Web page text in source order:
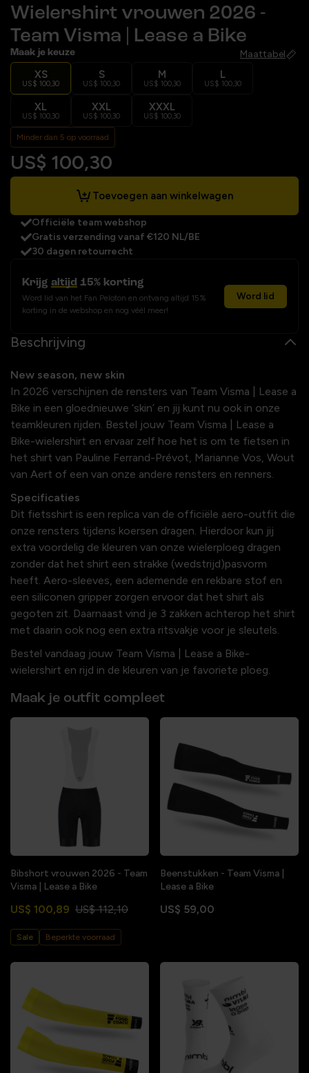
Wielershirt vrouwen 2026 -
Team Visma | Lease a Bike
Maak je keuze Maattabel
XS
US$ 100,30
S
US$ 100,30
M
US$ 100,30
L
US$ 100,30
XL
US$ 100,30
XXL
US$ 100,30
XXXL
US$ 100,30
Minder dan 5 op voorraad
US$ 100,30
Toevoegen aan winkelwagen
Officiële team webshop
Gratis verzending vanaf €120 NL/BE
30 dagen retourrecht
Krijg altijd 15% korting
Word lid van het Fan Peloton en ontvang altijd 15%
korting in de webshop en nog véél meer!
Word lid
Beschrijving
New season, new skin
In 2026 verschijnen de rensters van Team Visma | Lease a
Bike in een gloednieuwe ‘skin’ en jij kunt nu ook in onze
teamkleuren rijden. Bestel jouw Team Visma | Lease a
Bike-wielershirt en ervaar zelf hoe het is om te fietsen in
het shirt van Pauline Ferrand-Prévot, Marianne Vos, Wout
van Aert of een van onze andere rensters en renners.
Specificaties
Dit fietsshirt is een replica van de officiële aero-outfit die
onze rensters tijdens koersen dragen. Hierdoor kun jij
extra voordelig de kleuren van onze wielerploeg dragen
zonder dat het shirt een strakke (wedstrijd)pasvorm
heeft. Aero-sleeves, een ademende en rekbare stof en
een siliconen gripper zorgen ervoor dat het shirt als
gegoten zit. Daarnaast vind je 3 zakken achterop het shirt
met daarin ook nog een extra ritsvakje voor je sleutels.
Bestel vandaag jouw Team Visma | Lease a Bike-
wielershirt en rijd in de kleuren van je favoriete ploeg.
Maak je outfit compleet
Bibshort vrouwen 2026 - Team
Visma | Lease a Bike
US$ 100,89 US$ 112,10
Sale Beperkte voorraad
Beenstukken - Team Visma |
Lease a Bike
US$ 59,00